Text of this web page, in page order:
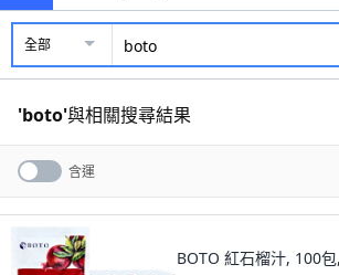
全部
'boto'與相關搜尋結果
含運
BOTO 紅石榴汁, 100